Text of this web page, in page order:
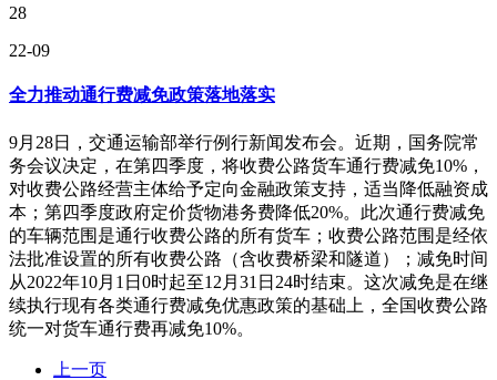
28
22-09
全力推动通行费减免政策落地落实
9月28日，交通运输部举行例行新闻发布会。近期，国务院常
务会议决定，在第四季度，将收费公路货车通行费减免10%，
对收费公路经营主体给予定向金融政策支持，适当降低融资成
本；第四季度政府定价货物港务费降低20%。此次通行费减免
的车辆范围是通行收费公路的所有货车；收费公路范围是经依
法批准设置的所有收费公路（含收费桥梁和隧道）；减免时间
从2022年10月1日0时起至12月31日24时结束。这次减免是在继
续执行现有各类通行费减免优惠政策的基础上，全国收费公路
统一对货车通行费再减免10%。
上一页